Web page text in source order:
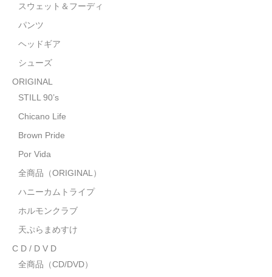
天ぷらまめすけ
C D / D V D
全商品（CD/DVD）
DJ SANTANA
Japanese Rap
MotiveRecords
グ ッ ズ
スウェット＆フーディ
パンツ
ヘッドギア
シューズ
ORIGINAL
STILL 90’s
Chicano Life
Brown Pride
Por Vida
全商品（ORIGINAL）
ハニーカムトライプ
ホルモンクラブ
天ぷらまめすけ
C D / D V D
全商品（CD/DVD）